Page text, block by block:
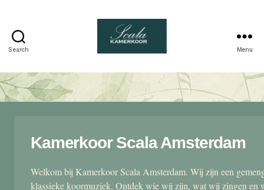
Search
kamerkoor
Menu
Kamerkoor Scala Amsterdam
Welkom bij Kamerkoor Scala Amsterdam. Wij zijn een
klassieke koormuziek. Ontdek wie wij zijn, wat wij zingen en